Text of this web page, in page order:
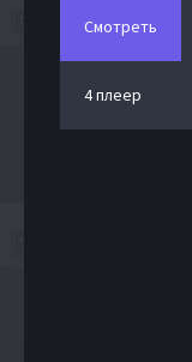
Смотреть
4 плеер